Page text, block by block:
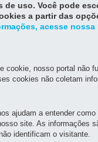
SITE
CORRUPÇÃO
de uso. Você pode
a partir das
acesse
cookie, nosso portal não
cookies não coletam
ajudam a entender
site. As informações
identificam o visitante.